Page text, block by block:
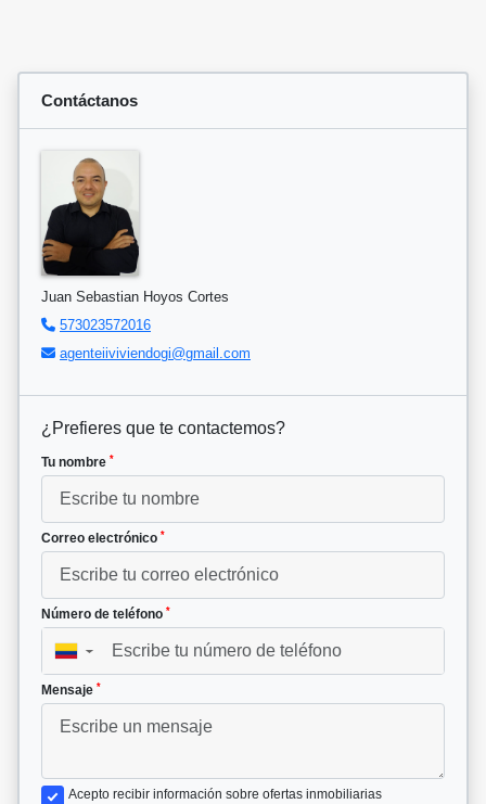
Contáctanos
Juan Sebastian Hoyos Cortes
573023572016
agenteiiviviendogi@gmail.com
¿Prefieres que te contactemos?
Tu nombre *
Correo electrónico *
Número de teléfono *
▼
Mensaje *
Acepto recibir información sobre ofertas inmobiliarias